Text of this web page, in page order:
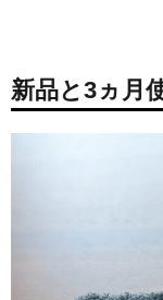
新品と3ヵ月